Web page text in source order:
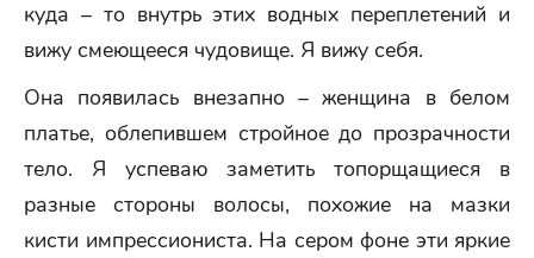
куда – то внутрь этих водных переплетений и
вижу смеющееся чудовище. Я вижу себя.
Она появилась внезапно – женщина в белом
платье, облепившем стройное до прозрачности
тело. Я успеваю заметить топорщащиеся в
разные стороны волосы, похожие на мазки
кисти импрессиониста. На сером фоне эти яркие